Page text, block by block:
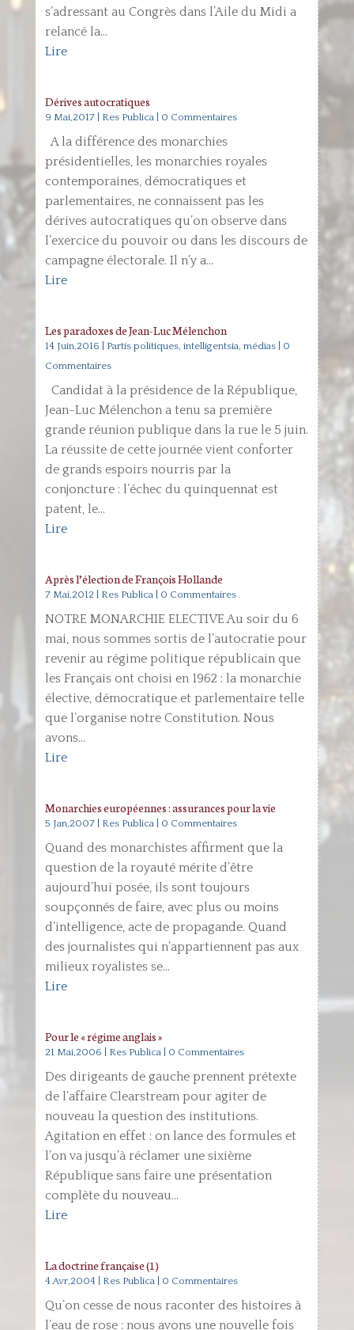
s’adressant au Congrès dans l’Aile du Midi a
relancé la...
Lire
Dérives autocratiques
9 Mai,2017| Res Publica| 0 Commentaires
A la différence des monarchies
présidentielles, les monarchies royales
contemporaines, démocratiques et
parlementaires, ne connaissent pas les
dérives autocratiques qu’on observe dans
l’exercice du pouvoir ou dans les discours de
campagne électorale. Il n’y a...
Lire
Les paradoxes de Jean-Luc Mélenchon
14 Juin,2016 Partis politiques, intelligentsia, médias| 0
Commentaires
Candidat à la présidence de la République,
Jean-Luc Mélenchon a tenu sa première
grande réunion publique dans la rue le 5 juin.
La réussite de cette journée vient conforter
de grands espoirs nourris par la
conjoncture : l’échec du quinquennat est
patent, le...
Lire
Après l’élection de François Hollande
7 Mai,2012 Res Publica| 0 Commentaires
NOTRE MONARCHIE ELECTIVE Au soir du 6
mai, nous sommes sortis de l’autocratie pour
revenir au régime politique républicain que
les Français ont choisi en 1962 : la monarchie
élective, démocratique et parlementaire telle
que l’organise notre Constitution. Nous
avons...
Lire
Monarchies européennes : assurances pour la vie
5 Jan,2007| Res Publica| 0 Commentaires
Quand des monarchistes affirment que la
question de la royauté mérite d’être
aujourd’hui posée, ils sont toujours
soupçonnés de faire, avec plus ou moins
d’intelligence, acte de propagande. Quand
des journalistes qui n’appartiennent pas aux
milieux royalistes se...
Lire
Pour le « régime anglais »
21 Mai,2006 Res Publica| 0 Commentaires
Des dirigeants de gauche prennent prétexte
de l’affaire Clearstream pour agiter de
nouveau la question des institutions.
Agitation en effet : on lance des formules et
l’on va jusqu’à réclamer une sixième
République sans faire une présentation
complète du nouveau...
Lire
La doctrine française (1)
4 Avr,2004 Res Publica| 0 Commentaires
Qu’on cesse de nous raconter des histoires à
l’eau de rose : nous avons une nouvelle fois